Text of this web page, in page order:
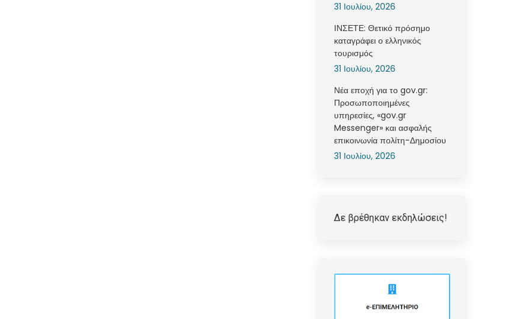
31 Ιουλίου, 2026
ΙΝΣΕΤΕ: Θετικό πρόσημο
καταγράφει ο ελληνικός
τουρισμός
31 Ιουλίου, 2026
Νέα εποχή για το gov.gr:
Προσωποποιημένες
υπηρεσίες, «gov.gr
Messenger» και ασφαλής
επικοινωνία πολίτη-Δημοσίου
31 Ιουλίου, 2026
Δε βρέθηκαν εκδηλώσεις!